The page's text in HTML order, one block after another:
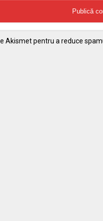
Akismet pentru a reduce